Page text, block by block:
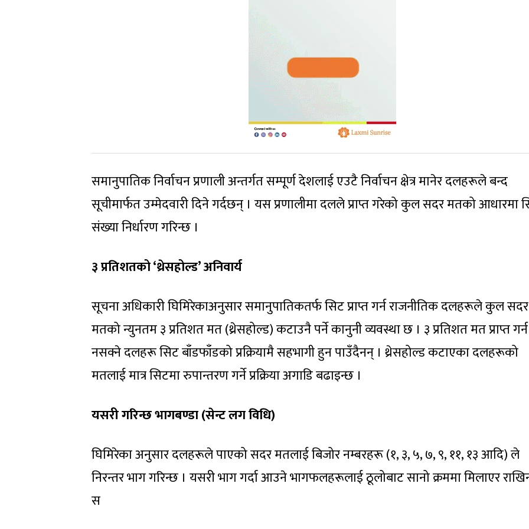
समानुपातिक निर्वाचन प्रणाली अन्तर्गत सम्पूर्ण देशलाई एउटै निर्वाचन क्षेत्र मानेर दलहरूले बन्द
सूचीमार्फत उम्मेदवारी दिने गर्दछन् । यस प्रणालीमा दलले प्राप्त गरेको कुल सदर मतको आधारमा
संख्या निर्धारण गरिन्छ ।
३ प्रतिशतको ‘थ्रेसहोल्ड’ अनिवार्य
सूचना अधिकारी घिमिरेकाअनुसार समानुपातिकतर्फ सिट प्राप्त गर्न राजनीतिक दलहरूले कुल सदर
मतको न्युनतम ३ प्रतिशत मत (थ्रेसहोल्ड) कटाउनै पर्ने कानुनी व्यवस्था छ । ३ प्रतिशत मत प्राप्त गर्न
नसक्ने दलहरू सिट बाँडफाँडको प्रक्रियामै सहभागी हुन पाउँदैनन् । थ्रेसहोल्ड कटाएका दलहरूको
मतलाई मात्र सिटमा रुपान्तरण गर्ने प्रक्रिया अगाडि बढाइन्छ ।
यसरी गरिन्छ भागबण्डा (सेन्ट लग विधि)
घिमिरेका अनुसार दलहरूले पाएको सदर मतलाई बिजोर नम्बरहरू (१, ३, ५, ७, ९, ११, १३ आदि) ले
निरन्तर भाग गरिन्छ । यसरी भाग गर्दा आउने भागफलहरूलाई ठूलोबाट सानो क्रममा मिलाएर
स